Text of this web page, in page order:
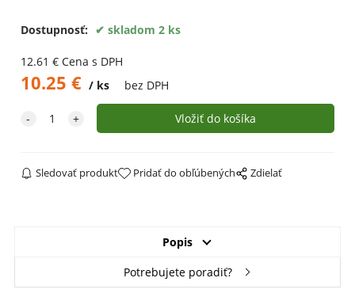
Dostupnosť: skladom 2 ks
12.61 € Cena s DPH
10.25 € ks bez DPH
Sledovať produkt Pridať do obľúbených Zdielať
Popis
Potrebujete poradiť?